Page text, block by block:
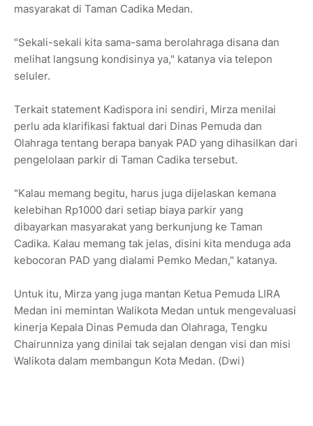
masyarakat di Taman Cadika Medan.
"Sekali-sekali kita sama-sama berolahraga disana dan
melihat langsung kondisinya ya," katanya via telepon
seluler.
Terkait statement Kadispora ini sendiri, Mirza menilai
perlu ada klarifikasi faktual dari Dinas Pemuda dan
Olahraga tentang berapa banyak PAD yang dihasilkan dari
pengelolaan parkir di Taman Cadika tersebut.
"Kalau memang begitu, harus juga dijelaskan kemana
kelebihan Rp1000 dari setiap biaya parkir yang
dibayarkan masyarakat yang berkunjung ke Taman
Cadika. Kalau memang tak jelas, disini kita menduga ada
kebocoran PAD yang dialami Pemko Medan," katanya.
Untuk itu, Mirza yang juga mantan Ketua Pemuda LIRA
Medan ini memintan Walikota Medan untuk mengevaluasi
kinerja Kepala Dinas Pemuda dan Olahraga, Tengku
Chairunniza yang dinilai tak sejalan dengan visi dan misi
Walikota dalam membangun Kota Medan. (Dwi)